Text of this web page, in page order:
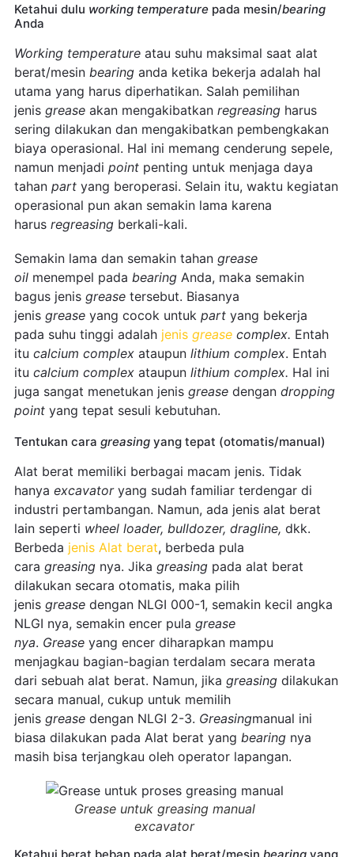
Ketahui dulu working temperature pada mesin/bearing
Anda
Working temperature atau suhu maksimal saat alat
berat/mesin bearing anda ketika bekerja adalah hal
utama yang harus diperhatikan. Salah pemilihan
jenis greaseakan mengakibatkan regreasing harus
sering dilakukan dan mengakibatkan pembengkakan
biaya operasional. Hal ini memang cenderung sepele,
namun menjadi point penting untuk menjaga daya
tahan part yang beroperasi. Selain itu, waktu kegiatan
operasional pun akan semakin lama karena
harus regreasing berkali-kali.
Semakin lama dan semakin tahan grease
oilmenempel pada bearing Anda, maka semakin
bagus jenis grease tersebut. Biasanya
jenis grease yang cocok untuk part yang bekerja
pada suhu tinggi adalah jenis greasecomplex. Entah
itu calcium complex ataupun lithium complex. Entah
itu calcium complex ataupun lithium complex. Hal ini
juga sangat menetukan jenis grease dengan dropping
point yang tepat sesuli kebutuhan.
Tentukan cara greasing yang tepat (otomatis/manual)
Alat berat memiliki berbagai macam jenis. Tidak
hanya excavator yang sudah familiar terdengar di
industri pertambangan. Namun, ada jenis alat berat
lain seperti wheel loader, bulldozer, dragline, dkk.
Berbeda jenis Alat berat, berbeda pula
cara greasing nya. Jika greasing pada alat berat
dilakukan secara otomatis, maka pilih
jenis grease dengan NLGI 000-1, semakin kecil angka
NLGI nya, semakin encer pula grease
nya. Grease yang encer diharapkan mampu
menjagkau bagian-bagian terdalam secara merata
dari sebuah alat berat. Namun, jika greasing dilakukan
secara manual, cukup untuk memilih
jenis grease dengan NLGI 2-3. Greasingmanual ini
biasa dilakukan pada Alat berat yang bearing nya
masih bisa terjangkau oleh operator lapangan.
Grease untuk greasing manual
excavator